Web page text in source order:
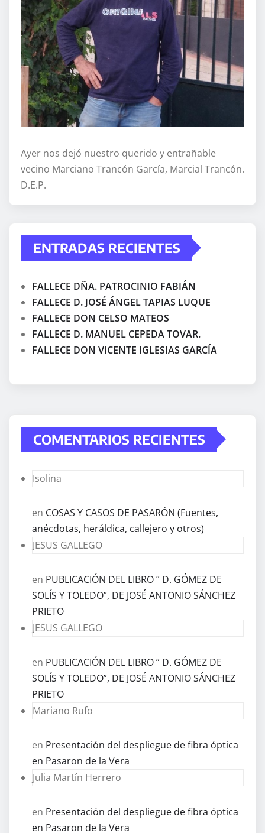
Ayer nos dejó nuestro querido y entrañable
vecino Marciano Trancón García, Marcial Trancón.
D.E.P.
ENTRADAS RECIENTES
FALLECE DÑA. PATROCINIO FABIÁN
FALLECE D. JOSÉ ÁNGEL TAPIAS LUQUE
FALLECE DON CELSO MATEOS
FALLECE D. MANUEL CEPEDA TOVAR.
FALLECE DON VICENTE IGLESIAS GARCÍA
COMENTARIOS RECIENTES
Isolina
en COSAS Y CASOS DE PASARÓN (Fuentes,
anécdotas, heráldica, callejero y otros)
JESUS GALLEGO
en PUBLICACIÓN DEL LIBRO ” D. GÓMEZ DE
SOLÍS Y TOLEDO”, DE JOSÉ ANTONIO SÁNCHEZ
PRIETO
JESUS GALLEGO
en PUBLICACIÓN DEL LIBRO ” D. GÓMEZ DE
SOLÍS Y TOLEDO”, DE JOSÉ ANTONIO SÁNCHEZ
PRIETO
Mariano Rufo
en Presentación del despliegue de fibra óptica
en Pasaron de la Vera
Julia Martín Herrero
en Presentación del despliegue de fibra óptica
en Pasaron de la Vera